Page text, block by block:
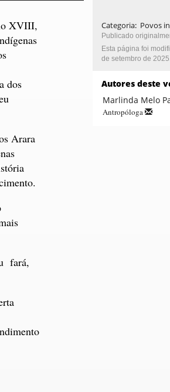
XVIII,
dos
Arara
fará,
Categoria: Povos
Publicado
Esta página foi
de setembro de 2025.
Autores deste
Marlinda Melo
Antropóloga